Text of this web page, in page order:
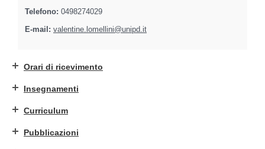
Telefono: 0498274029
E-mail: valentine.lomellini@unipd.it
Orari di ricevimento
Insegnamenti
Curriculum
Pubblicazioni